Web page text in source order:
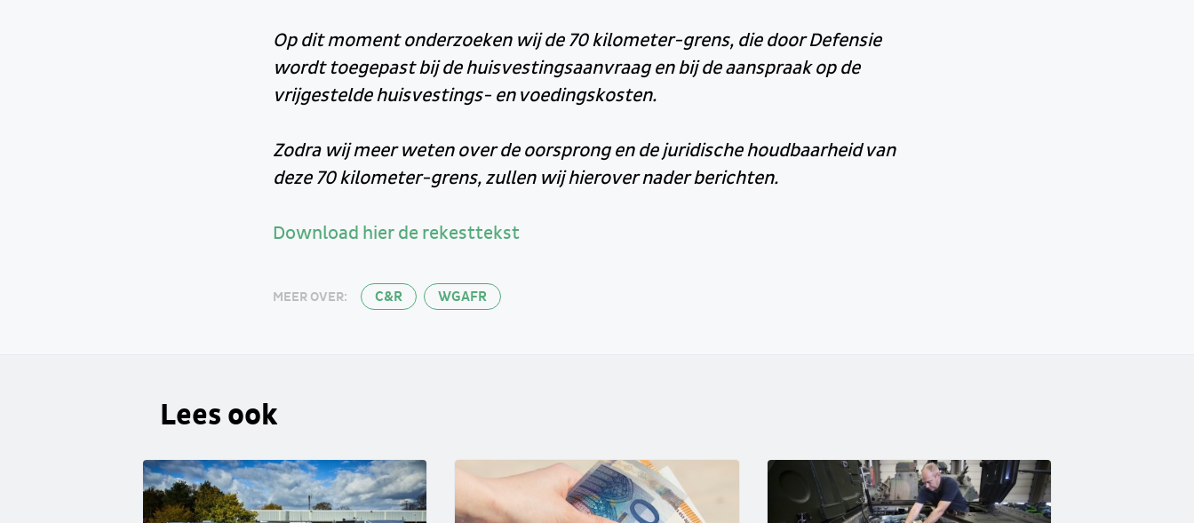
Op dit moment onderzoeken wij de 70 kilometer-grens, die door Defensie
wordt toegepast bij de huisvestingsaanvraag en bij de aanspraak op de
vrijgestelde huisvestings- en voedingskosten.
Zodra wij meer weten over de oorsprong en de juridische houdbaarheid van
deze 70 kilometer-grens, zullen wij hierover nader berichten.
Download hier de rekesttekst
MEER OVER: C&R WGAFR
Lees ook